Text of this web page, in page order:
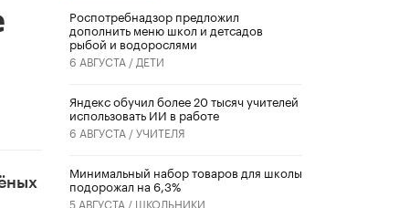
Роспотребнадзор предложил
дополнить меню школ и детсадов
рыбой и водорослями
6 АВГУСТА / ДЕТИ
​Яндекс обучил более 20 тысяч учителей
использовать ИИ в работе
6 АВГУСТА /УЧИТЕЛЯ
Минимальный набор товаров для школы
подорожал на 6,3%
5 АВГУСТА / ШКОЛЬНИКИ